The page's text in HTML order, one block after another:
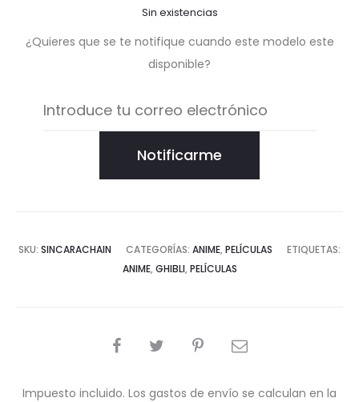
Sin existencias
¿Quieres que se te notifique cuando este modelo este
disponible?
Notificarme
SKU: SINCARACHAIN CATEGORÍAS: ANIME, PELÍCULAS
ETIQUETAS:
ANIME, GHIBLI, PELÍCULAS
COMPARTIR
Impuesto incluido. Los gastos de envío se calculan en la